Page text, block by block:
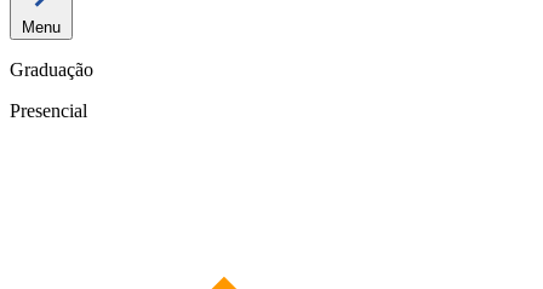
Menu
Graduação
Presencial